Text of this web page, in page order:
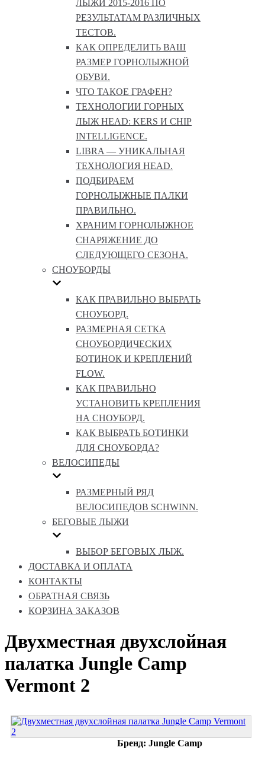
ЛЫЖИ 2015-2016 ПО
РЕЗУЛЬТАТАМ РАЗЛИЧНЫХ
ТЕСТОВ.
КАК ОПРЕДЕЛИТЬ ВАШ
РАЗМЕР ГОРНОЛЫЖНОЙ
ОБУВИ.
ЧТО ТАКОЕ ГРАФЕН?
ТЕХНОЛОГИИ ГОРНЫХ
ЛЫЖ HEAD: KERS И CHIP
INTELLIGENCE.
LIBRA — УНИКАЛЬНАЯ
ТЕХНОЛОГИЯ HEAD.
ПОДБИРАЕМ
ГОРНОЛЫЖНЫЕ ПАЛКИ
ПРАВИЛЬНО.
ХРАНИМ ГОРНОЛЫЖНОЕ
СНАРЯЖЕНИЕ ДО
СЛЕДУЮЩЕГО СЕЗОНА.
СНОУБОРДЫ
КАК ПРАВИЛЬНО ВЫБРАТЬ
СНОУБОРД.
РАЗМЕРНАЯ СЕТКА
СНОУБОРДИЧЕСКИХ
БОТИНОК И КРЕПЛЕНИЙ
FLOW.
КАК ПРАВИЛЬНО
УСТАНОВИТЬ КРЕПЛЕНИЯ
НА СНОУБОРД.
КАК ВЫБРАТЬ БОТИНКИ
ДЛЯ СНОУБОРДА?
ВЕЛОСИПЕДЫ
РАЗМЕРНЫЙ РЯД
ВЕЛОСИПЕДОВ SCHWINN.
БЕГОВЫЕ ЛЫЖИ
ВЫБОР БЕГОВЫХ ЛЫЖ.
ДОСТАВКА И ОПЛАТА
КОНТАКТЫ
ОБРАТНАЯ СВЯЗЬ
КОРЗИНА ЗАКАЗОВ
Двухместная двухслойная
палатка Jungle Camp
Vermont 2
Бренд: Jungle Camp